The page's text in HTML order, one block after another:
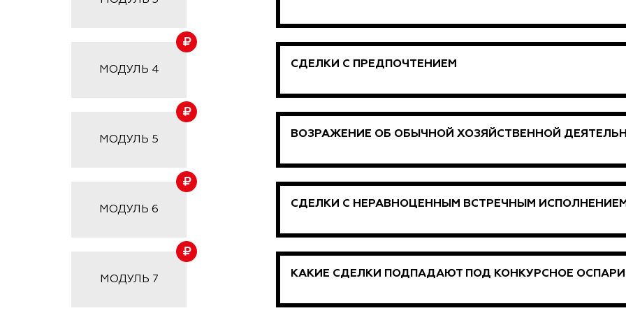
МОДУЛЬ 4 СДЕЛКИ С ПРЕДПОЧТЕНИЕМ
МОДУЛЬ 5 ВОЗРАЖЕНИЕ ОБ ОБЫЧНОЙ ХОЗЯЙСТВЕННОЙ
МОДУЛЬ 6 СДЕЛКИ С НЕРАВНОЦЕННЫМ ВСТРЕЧНЫМ
МОДУЛЬ 7 КАКИЕ СДЕЛКИ ПОДПАДАЮТ ПОД КОНКУРСНОЕ